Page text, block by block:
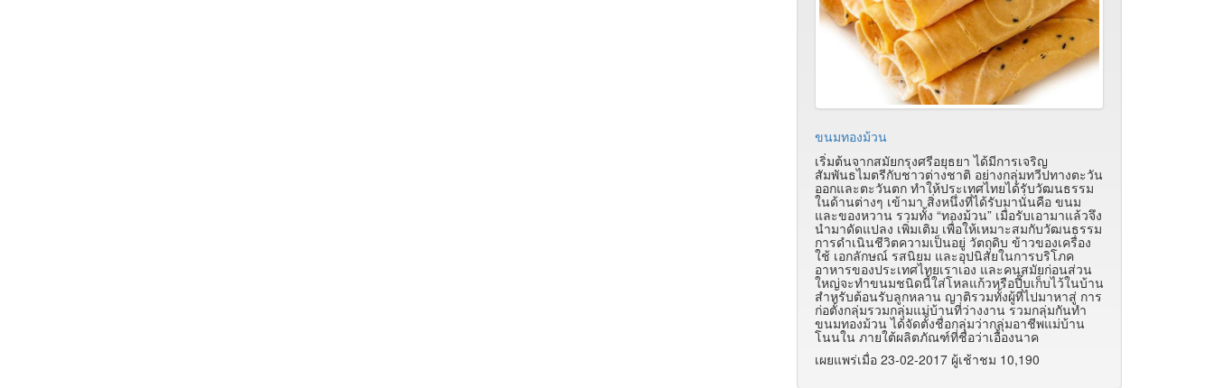
ขนมทองม้วน
เริ่มต้นจากสมัยกรุงศรีอยุธยา ได้มีการเจริญ
สัมพันธไมตรีกับชาวต่างชาติ อย่างกลุ่มทวีปทางตะวัน
ออกและตะวันตก ทำให้ประเทศไทยได้รับวัฒนธรรม
ในด้านต่างๆ เข้ามา สิ่งหนึ่งที่ได้รับมานั่นคือ ขนม
และของหวาน รวมทั้ง “ทองม้วน” เมื่อรับเอามาแล้วจึง
นำมาดัดแปลง เพิ่มเติม เพื่อให้เหมาะสมกับวัฒนธรรม
การดำเนินชีวิตความเป็นอยู่ วัตถุดิบ ข้าวของเครื่อง
ใช้ เอกลักษณ์ รสนิยม และอุปนิสัยในการบริโภค
อาหารของประเทศไทยเราเอง และคนสมัยก่อนส่วน
ใหญ่จะทำขนมชนิดนี้ใส่โหลแก้วหรือปี๊บเก็บไว้ในบ้าน
สำหรับต้อนรับลูกหลาน ญาติรวมทั้งผู้ที่ไปมาหาสู่ การ
ก่อตั้งกลุ่มรวมกลุ่มแม่บ้านที่ว่างงาน รวมกลุ่มกันทำ
ขนมทองม้วน ได้จัดตั้งชื่อกลุ่มว่ากลุ่มอาชีพแม่บ้าน
โนนใน ภายใต้ผลิตภัณฑ์ที่ชื่อว่าเอื้องนาค
เผยแพร่เมื่อ 23-02-2017 ผู้เช้าชม 10,190